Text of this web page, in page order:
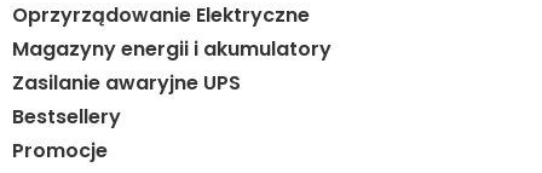
Oprzyrządowanie Elektryczne
Magazyny energii i akumulatory
Zasilanie awaryjne UPS
Bestsellery
Promocje